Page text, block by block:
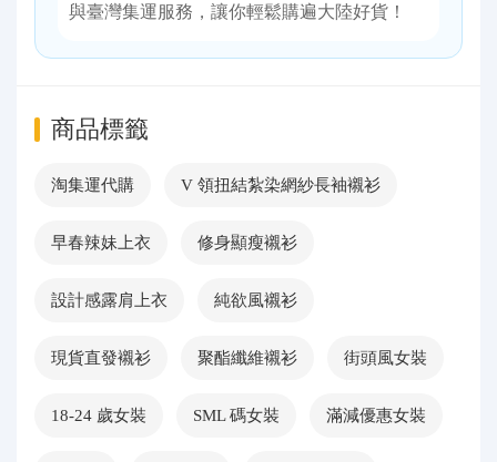
與臺灣集運服務，讓你輕鬆購遍大陸好貨！
商品標籤
淘集運代購 V 領扭結紮染網紗長袖襯衫
早春辣妹上衣 修身顯瘦襯衫
設計感露肩上衣 純欲風襯衫
現貨直發襯衫 聚酯纖維襯衫 街頭風女裝
18-24 歲女裝 SML 碼女裝 滿減優惠女裝